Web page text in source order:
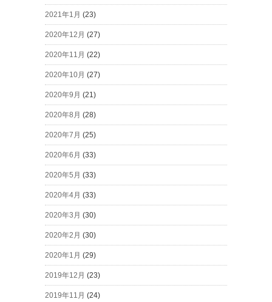
2021年1月 (23)
2020年12月 (27)
2020年11月 (22)
2020年10月 (27)
2020年9月 (21)
2020年8月 (28)
2020年7月 (25)
2020年6月 (33)
2020年5月 (33)
2020年4月 (33)
2020年3月 (30)
2020年2月 (30)
2020年1月 (29)
2019年12月 (23)
2019年11月 (24)